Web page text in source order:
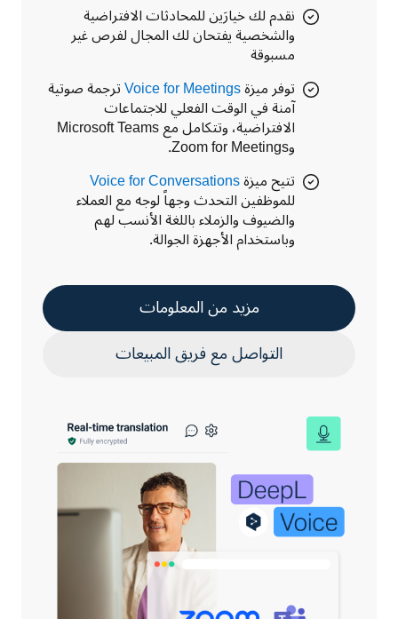
نقدم لك خيارَين للمحادثات الافتراضية
والشخصية يفتحان لك المجال لفرص غير
مسبوقة
توفر ميزةVoice for Meetingsترجمة صوتية
آمنة في الوقت الفعلي للاجتماعات
الافتراضية، وتتكامل مع Microsoft Teams
وZoom for Meetings.
تتيح ميزةVoice for Conversations
للموظفين التحدث وجهاً لوجه مع العملاء
والضيوف والزملاء باللغة الأنسب لهم
وباستخدام الأجهزة الجوالة.
مزيد من المعلومات
التواصل مع فريق المبيعات